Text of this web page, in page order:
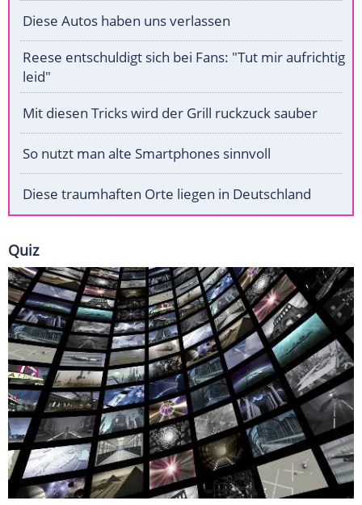
Diese Autos haben uns verlassen
Reese entschuldigt sich bei Fans: "Tut mir aufrichtig
leid"
Mit diesen Tricks wird der Grill ruckzuck sauber
So nutzt man alte Smartphones sinnvoll
Diese traumhaften Orte liegen in Deutschland
Quiz